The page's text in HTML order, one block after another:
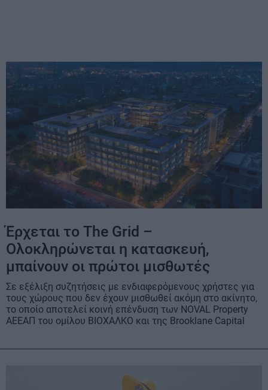
Έρχεται το The Grid –
Ολοκληρώνεται η κατασκευή,
μπαίνουν οι πρώτοι μισθωτές
Σε εξέλιξη συζητήσεις με ενδιαφερόμενους χρήστες για
τους χώρους που δεν έχουν μισθωθεί ακόμη στο ακίνητο,
το οποίο αποτελεί κοινή επένδυση των NOVAL Property
ΑΕΕΑΠ του ομίλου ΒΙΟΧΑΛΚΟ και της Brooklane Capital